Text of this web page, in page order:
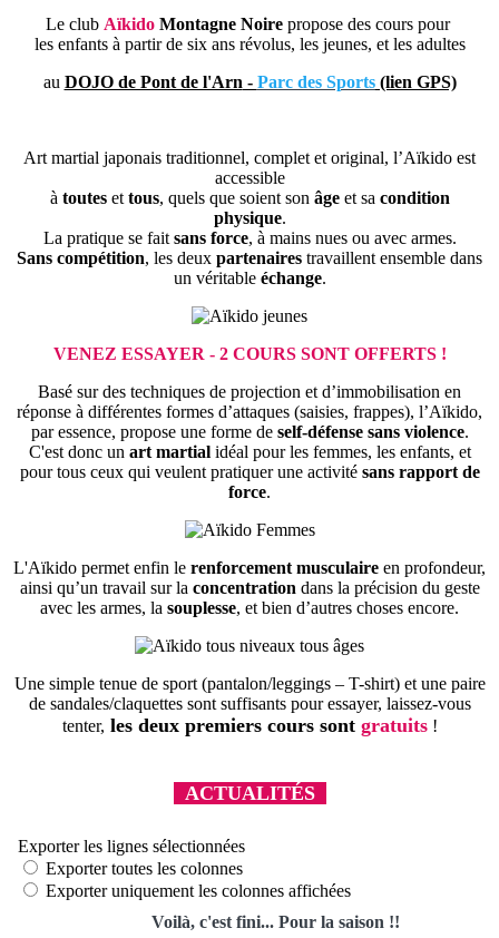
Le club Aïkido Montagne Noirepropose des cours pour
les enfants à partir de six ans révolus, les jeunes, et les adultes
au DOJO de Pont de l'Arn - Parc des Sports(lien GPS)
Art martial japonais traditionnel, complet et original, l’Aïkido est
accessible
à touteset tous, quels que soient son âgeet sa condition
physique.
La pratique se fait sans force, à mains nues ou avec armes.
Sans compétition, les deux partenaires travaillent ensemble dans
un véritable échange.
VENEZ ESSAYER - 2 COURS SONT OFFERTS !
Basé sur des techniques de projection et d’immobilisation en
réponse à différentes formes d’attaques (saisies, frappes), l’Aïkido,
par essence, propose une forme de self-défense sans violence.
C'est donc un art martialidéal pour les femmes, les enfants, et
pour tous ceux qui veulent pratiquer une activité sans rapport de
force.
L'Aïkido permet enfin le renforcement musculaire en profondeur,
ainsi qu’un travail sur la concentration dans la précision du geste
avec les armes, la souplesse, et bien d’autres choses encore.
Une simple tenue de sport (pantalon/leggings – T-shirt) et une paire
de sandales/claquettes sont suffisants pour essayer, laissez-vous
tenter, les deux premiers cours sont gratuits !
ACTUALITÉS